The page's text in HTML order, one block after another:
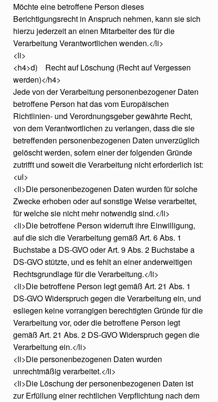
Möchte eine betroffene Person dieses
Berichtigungsrecht in Anspruch nehmen, kann sie sich
hierzu jederzeit an einen Mitarbeiter des für die
Verarbeitung Verantwortlichen wenden.</li>
<li>
<h4>d) Recht auf Löschung (Recht auf Vergessen
werden)</h4>
Jede von der Verarbeitung personenbezogener Daten
betroffene Person hat das vom Europäischen
Richtlinien- und Verordnungsgeber gewährte Recht,
von dem Verantwortlichen zu verlangen, dass die sie
betreffenden personenbezogenen Daten unverzüglich
gelöscht werden, sofern einer der folgenden Gründe
zutrifft und soweit die Verarbeitung nicht erforderlich ist:
<ul>
<li>Die personenbezogenen Daten wurden für solche
Zwecke erhoben oder auf sonstige Weise verarbeitet,
für welche sie nicht mehr notwendig sind.</li>
<li>Die betroffene Person widerruft ihre Einwilligung,
auf die sich die Verarbeitung gemäß Art. 6 Abs. 1
Buchstabe a DS-GVO oder Art. 9 Abs. 2 Buchstabe a
DS-GVO stützte, und es fehlt an einer anderweitigen
Rechtsgrundlage für die Verarbeitung.</li>
<li>Die betroffene Person legt gemäß Art. 21 Abs. 1
DS-GVO Widerspruch gegen die Verarbeitung ein, und
esliegen keine vorrangigen berechtigten Gründe für die
Verarbeitung vor, oder die betroffene Person legt
gemäß Art. 21 Abs. 2 DS-GVO Widerspruch gegen die
Verarbeitung ein.</li>
<li>Die personenbezogenen Daten wurden
unrechtmäßig verarbeitet.</li>
<li>Die Löschung der personenbezogenen Daten ist
zur Erfüllung einer rechtlichen Verpflichtung nach dem